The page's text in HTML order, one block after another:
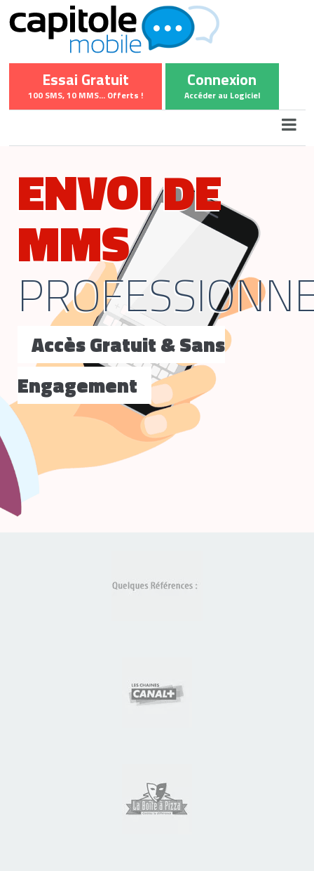
Essai Gratuit
100 SMS, 10 MMS... Offerts !
Connexion
Accéder au Logiciel
ENVOI DE
MMS
Accès Gratuit & Sans
Engagement